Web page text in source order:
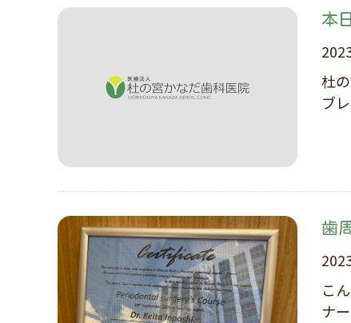
本
杜の宮か
ブ
歯
こんに